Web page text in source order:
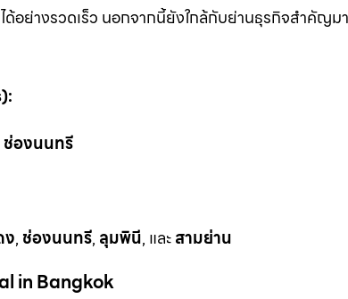
ด้อย่างรวดเร็ว นอกจากนี้ยังใกล้กับย่านธุรกิจสำคัญม
ช่องนนทรี
ง, ช่องนนทรี, ลุมพินี, และสามย่าน
in Bangkok